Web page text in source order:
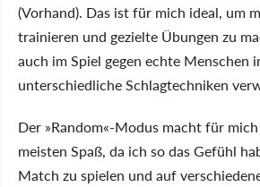
(Vorhand). Das ist für mich ideal, um
trainieren und gezielte Übungen zu
auch im Spiel gegen echte Menschen
unterschiedliche Schlagtechniken
Der Random -Modus macht für
meisten Spaß, da ich so das Gefühl
Match zu spielen und auf